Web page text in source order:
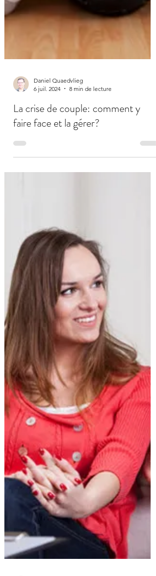
Daniel Quaedvlieg
6 juil. 2024
8 min de lecture
La crise de couple: comment y
faire face et la gérer?